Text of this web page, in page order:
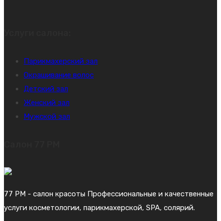
Парикмахерский зал
Окрашивание волос
Детский зал
Женский зал
Мужской зал
77 PM - салон красоты Профессиональные и качественные
услуги косметологии, парикмахерской, SPA, солярий.